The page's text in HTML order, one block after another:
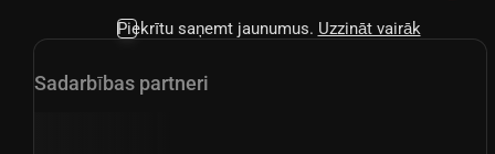
Piekrītu saņemt jaunumus. Uzzināt vairāk
Sadarbības partneri